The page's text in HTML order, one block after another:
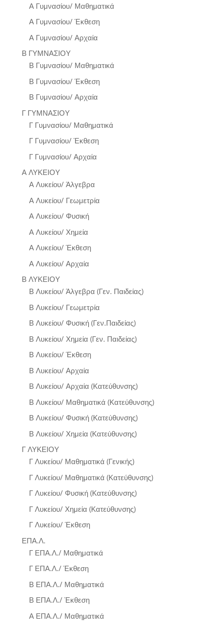
Α Γυμνασίου/ Μαθηματικά
Α Γυμνασίου/ Έκθεση
Α Γυμνασίου/ Αρχαία
Β ΓΥΜΝΑΣΙΟΥ
Β Γυμνασίου/ Μαθηματικά
Β Γυμνασίου/ Έκθεση
Β Γυμνασίου/ Αρχαία
Γ ΓΥΜΝΑΣΙΟΥ
Γ Γυμνασίου/ Μαθηματικά
Γ Γυμνασίου/ Έκθεση
Γ Γυμνασίου/ Αρχαία
Α ΛΥΚΕΙΟΥ
Α Λυκείου/ Άλγεβρα
Α Λυκείου/ Γεωμετρία
Α Λυκείου/ Φυσική
Α Λυκείου/ Χημεία
Α Λυκείου/ Έκθεση
Α Λυκείου/ Αρχαία
Β ΛΥΚΕΙΟΥ
Β Λυκείου/ Άλγεβρα (Γεν. Παιδείας)
Β Λυκείου/ Γεωμετρία
Β Λυκείου/ Φυσική (Γεν.Παιδείας)
Β Λυκείου/ Χημεία (Γεν. Παιδείας)
Β Λυκείου/ Έκθεση
Β Λυκείου/ Αρχαία
Β Λυκείου/ Αρχαία (Κατεύθυνσης)
Β Λυκείου/ Μαθηματικά (Κατεύθυνσης)
Β Λυκείου/ Φυσική (Κατεύθυνσης)
Β Λυκείου/ Χημεία (Κατεύθυνσης)
Γ ΛΥΚΕΙΟΥ
Γ Λυκείου/ Μαθηματικά (Γενικής)
Γ Λυκείου/ Μαθηματικά (Κατεύθυνσης)
Γ Λυκείου/ Φυσική (Κατεύθυνσης)
Γ Λυκείου/ Χημεία (Κατεύθυνσης)
Γ Λυκείου/ Έκθεση
ΕΠΑ.Λ.
Γ ΕΠΑ.Λ./ Μαθηματικά
Γ ΕΠΑ.Λ./ Έκθεση
Β ΕΠΑ.Λ./ Μαθηματικά
Β ΕΠΑ.Λ./ Έκθεση
Α ΕΠΑ.Λ./ Μαθηματικά